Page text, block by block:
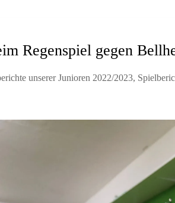
Regenspiel gegen
unserer Junioren 2022/2023,